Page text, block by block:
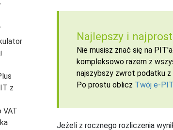
z
Najlepszy i
Nie musisz znać się na
kompleksowo razem z
najszybszy zwrot podatku z
Po prostu oblicz Twój e-PIT
Jeżeli z rocznego rozliczenia